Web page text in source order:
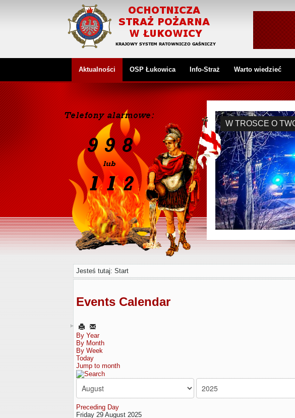
Aktualności OSP Łukowica Info-Straż Warto wiedzieć
Jesteś tutaj: Start
Events Calendar
By Year
By Month
By Week
Today
Jump to month
Preceding Day
Friday 29 August 2025